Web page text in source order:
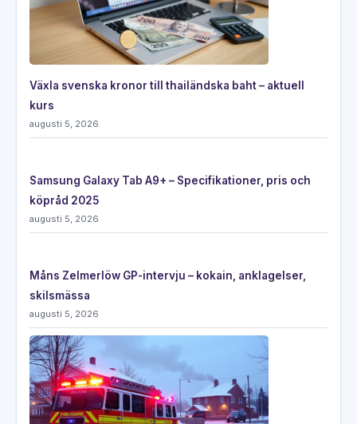
Växla svenska kronor till thailändska baht – aktuell
kurs
augusti 5, 2026
Samsung Galaxy Tab A9+ – Specifikationer, pris och
köpråd 2025
augusti 5, 2026
Måns Zelmerlöw GP-intervju – kokain, anklagelser,
skilsmässa
augusti 5, 2026